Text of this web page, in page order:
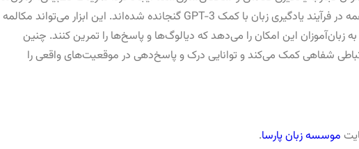
و شبیه‌سازی‌های مکالمه — همه در فرآیند یادگیری زبان با کمک GPT-3 گنجانده شده‌اند. این ابزار می‌تواند مکالمه
زبان‌آموزان این امکان را می‌دهد که دیالوگ‌ها و پاسخ‌ها را تمرین کنند. چنین
شفاهی کمک می‌کند و توانایی درک و پاسخ‌دهی در موقعیت‌های واقعی را
موسسه زبان پارسا.